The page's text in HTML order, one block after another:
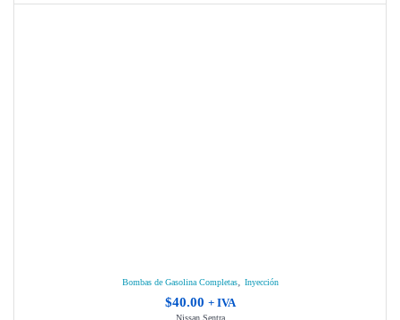
Bombas de Gasolina Completas, Inyección
$40.00 + IVA
Nissan Sentra